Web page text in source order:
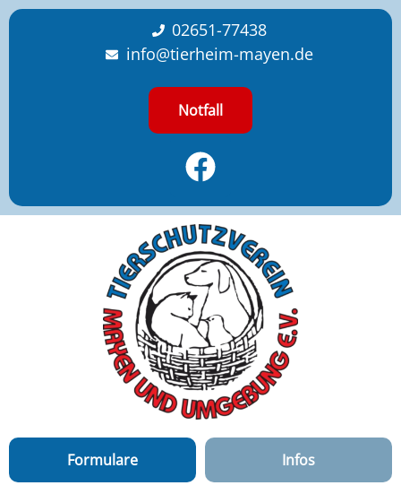
content
02651-77438
info@tierheim-mayen.de
Notfall
Formulare Infos